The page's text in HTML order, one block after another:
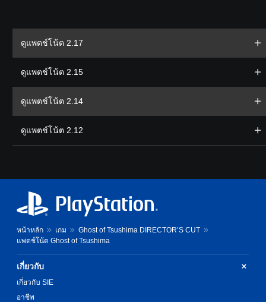
ดูแพตช์โน้ต 2.17
ดูแพตช์โน้ต 2.15
ดูแพตช์โน้ต 2.14
ดูแพตช์โน้ต 2.12
หน้าหลัก เกม
Ghost of Tsushima DIRECTOR’S CUT
แพตช์โน้ต Ghost of Tsushima
เกี่ยวกับ
เกี่ยวกับ SIE
อาชีพ